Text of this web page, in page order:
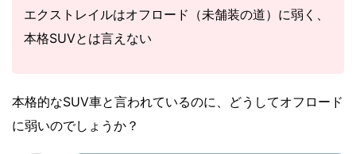
エクストレイルはオフロード（未舗装の道）に弱く、
本格SUVとは言えない
本格的なSUV車と言われているのに、どうしてオフロード
に弱いのでしょうか？